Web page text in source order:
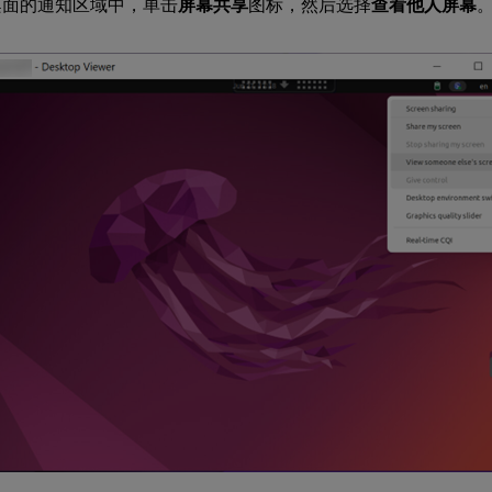
的通知区域中，单击屏幕共享图标，然后选择查看他人屏幕